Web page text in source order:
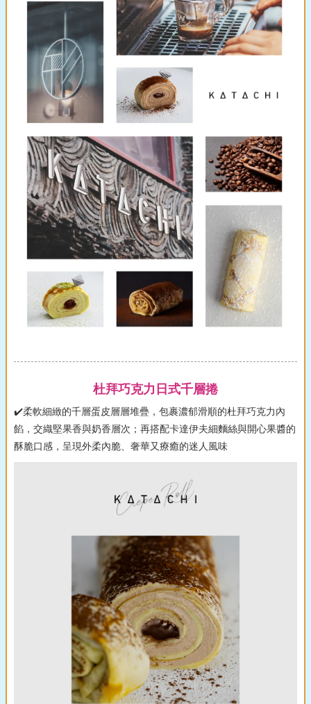
杜拜巧克力日式千層捲
✔️柔軟細緻的千層蛋皮層層堆疊，包裹濃郁滑順的杜拜巧克力內
餡，交織堅果香與奶香層次；再搭配卡達伊夫細麵絲與開心果醬的
酥脆口感，呈現外柔內脆、奢華又療癒的迷人風味